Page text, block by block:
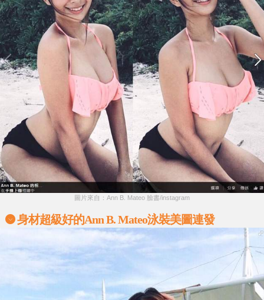
圖片來自：Ann B. Mateo 臉書/instagram
身材超級好的Ann B. Mateo泳裝美圖連發